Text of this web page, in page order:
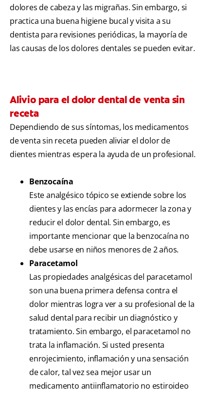
dolores de cabeza y las migrañas. Sin embargo, si
practica una buena higiene bucal y visita a su
dentista para revisiones periódicas, la mayoría de
las causas de los dolores dentales se pueden evitar.
Alivio para el dolor dental de venta sin
receta
Dependiendo de sus síntomas, los medicamentos
de venta sin receta pueden aliviar el dolor de
dientes mientras espera la ayuda de un profesional.
Benzocaína
Este analgésico tópico se extiende sobre los
dientes y las encías para adormecer la zona y
reducir el dolor dental. Sin embargo, es
importante mencionar que la benzocaína no
debe usarse en niños menores de 2 años.
Paracetamol
Las propiedades analgésicas del paracetamol
son una buena primera defensa contra el
dolor mientras logra ver a su profesional de la
salud dental para recibir un diagnóstico y
tratamiento. Sin embargo, el paracetamol no
trata la inflamación. Si usted presenta
enrojecimiento, inflamación y una sensación
de calor, tal vez sea mejor usar un
medicamento antiinflamatorio no estiroideo